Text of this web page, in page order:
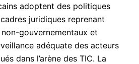
adoptent des politiques
juridiques reprenant
non-gouvernementaux et
adéquate des acteurs
dans l’arène des TIC. La